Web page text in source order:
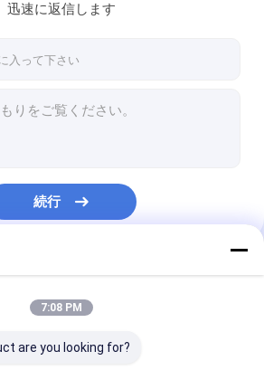
迅速に返信します
続行
ー
7:08 PM
are you looking for?